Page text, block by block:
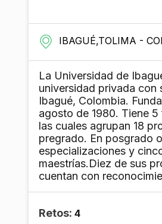
IBAGUÉ,TOLIMA -
La Universidad de
universidad privada con
Ibagué, Colombia.
agosto de 1980. Tiene
las cuales agrupan 18
pregrado. En posgrado
especializaciones​ y
maestrías.Diez de sus
cuentan con
la mejor universidad de
Retos: 4